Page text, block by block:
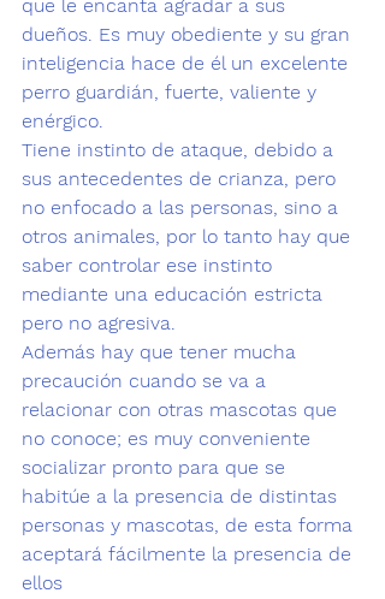
que le encanta agradar a sus
dueños. Es muy obediente y su gran
inteligencia hace de él un excelente
perro guardián, fuerte, valiente y
enérgico.
Tiene instinto de ataque, debido a
sus antecedentes de crianza, pero
no enfocado a las personas, sino a
otros animales, por lo tanto hay que
saber controlar ese instinto
mediante una educación estricta
pero no agresiva.
Además hay que tener mucha
precaución cuando se va a
relacionar con otras mascotas que
no conoce; es muy conveniente
socializar pronto para que se
habitúe a la presencia de distintas
personas y mascotas, de esta forma
aceptará fácilmente la presencia de
ellos